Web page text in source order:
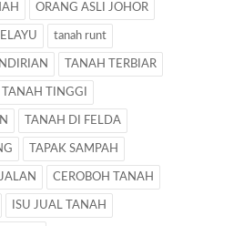
ORANG ASLI JOHOR
tanah runt
TANAH TERBIAR
TANAH TINGGI
TANAH DI FELDA
TAPAK SAMPAH
CEROBOH TANAH
ISU JUAL TANAH